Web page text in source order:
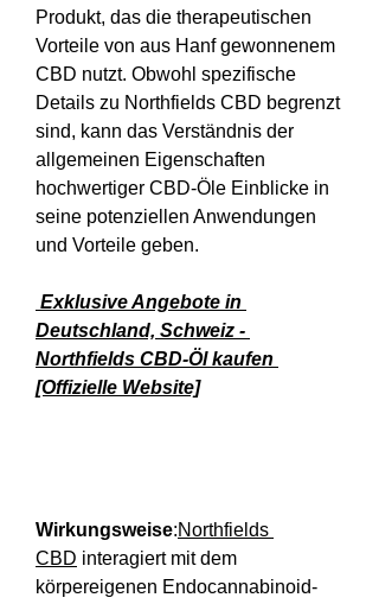
Produkt, das die therapeutischen
Vorteile von aus Hanf gewonnenem
CBD nutzt. Obwohl spezifische
Details zu Northfields CBD begrenzt
sind, kann das Verständnis der
allgemeinen Eigenschaften
hochwertiger CBD-Öle Einblicke in
seine potenziellen Anwendungen
und Vorteile geben.
Exklusive Angebote in
Deutschland, Schweiz -
Northfields CBD-Öl kaufen
[Offizielle Website]
Wirkungsweise:Northfields
CBD interagiert mit dem
körpereigenen Endocannabinoid-